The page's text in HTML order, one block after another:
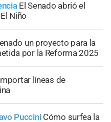
El Senado abrió el
Niño
un proyecto para la
por la Reforma 2025
líneas de
Puccini Cómo surfea la